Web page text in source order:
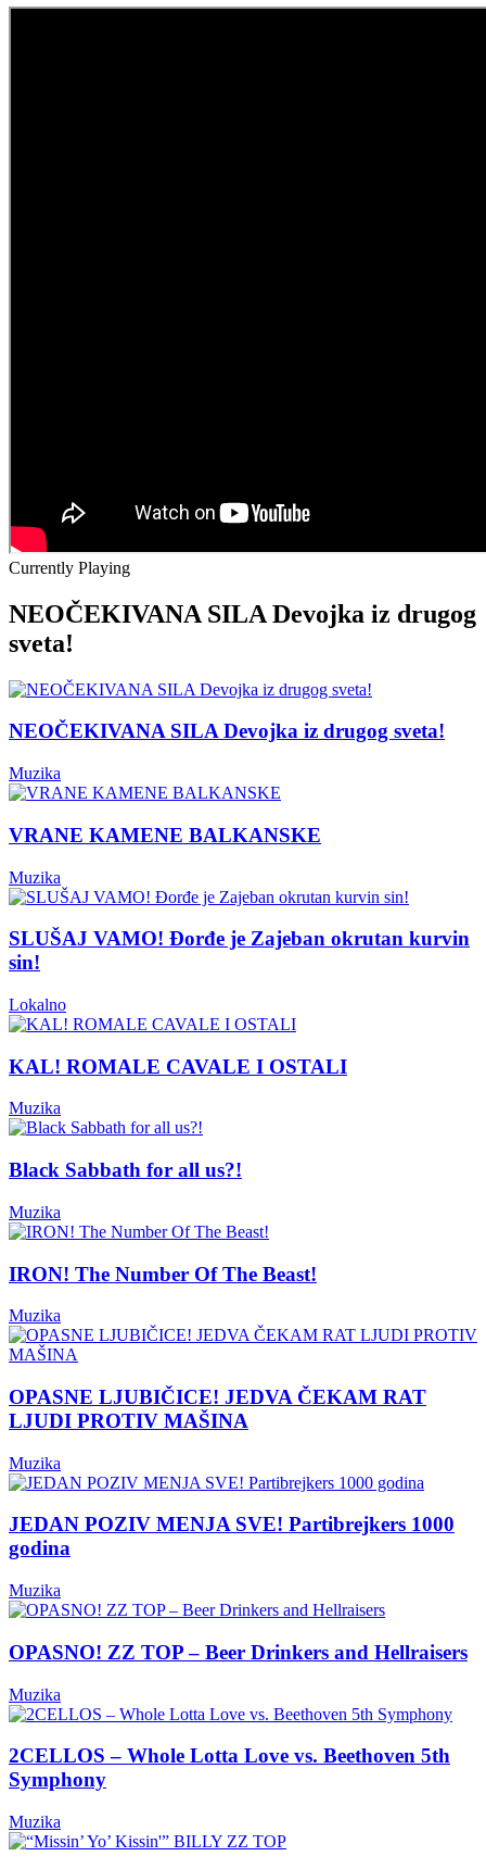
Currently Playing
NEOČEKIVANA SILA Devojka iz drugog
sveta!
NEOČEKIVANA SILA Devojka iz drugog sveta!
Muzika
VRANE KAMENE BALKANSKE
Muzika
SLUŠAJ VAMO! Đorđe je Zajeban okrutan kurvin
sin!
Lokalno
KAL! ROMALE CAVALE I OSTALI
Muzika
Black Sabbath for all us?!
Muzika
IRON! The Number Of The Beast!
Muzika
OPASNE LJUBIČICE! JEDVA ČEKAM RAT
LJUDI PROTIV MAŠINA
Muzika
JEDAN POZIV MENJA SVE! Partibrejkers 1000
godina
Muzika
OPASNO! ZZ TOP – Beer Drinkers and Hellraisers
Muzika
2CELLOS – Whole Lotta Love vs. Beethoven 5th
Symphony
Muzika